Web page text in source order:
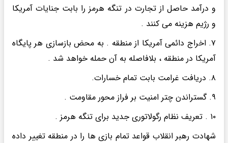
و درآمد حاصل از تجارت در تنگه هرمز را بابت جنایات آمریکا
و رژیم هزینه می کنند .
۷. اخراج دائمی آمریکا از منطقه . به محض بازسازی هر پایگاه
آمریکا در منطقه ، بلافاصله به آن حمله خواهد شد .
۸. دریافت غرامت بابت تمام خسارات.
۹. گستراندن چتر امنیت بر فراز محور مقاومت .
۱۰ . تعریف نظام رگولاتوری جدید برای تنگه هرمز .
شهادت رهبر انقلاب قواعد تمام بازی ها را در منطقه تغییر داده